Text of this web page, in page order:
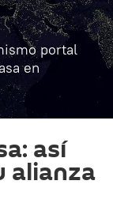
portal
en
así
alianza